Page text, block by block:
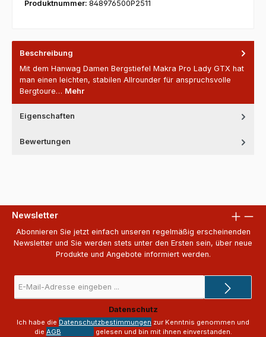
Produktnummer: 848976500P2511
Beschreibung
Mit dem Hanwag Damen Bergstiefel Makra Pro Lady GTX hat
man einen leichten, stabilen Allrounder für anspruchsvolle
Bergtoure… Mehr
Eigenschaften
Bewertungen
Newsletter
Abonnieren Sie jetzt einfach unseren regelmäßig erscheinenden
Newsletter und Sie werden stets unter den Ersten sein, über neue
Produkte und Angebote informiert werden.
Mail-
Adresse
*
Datenschutz
Ich habe die Datenschutzbestimmungen zur Kenntnis genommen und
die AGB gelesen und bin mit ihnen einverstanden.